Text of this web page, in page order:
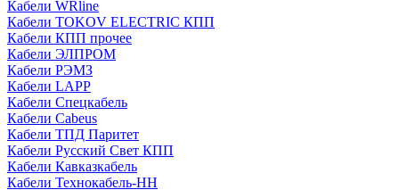
Кабели WRline
Кабели TOKOV ELECTRIC КПП
Кабели КПП прочее
Кабели ЭЛПРОМ
Кабели РЭМЗ
Кабели LAPP
Кабели Спецкабель
Кабели Cabeus
Кабели ТПД Паритет
Кабели Русский Свет КПП
Кабели Кавказкабель
Кабели Технокабель-НН